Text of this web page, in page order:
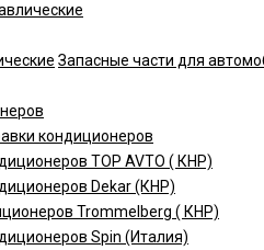
Запасные части для
кондиционеров
TOP AVTO ( КНР)
Dekar (КНР)
Trommelberg ( КНР)
Spin (Италия)